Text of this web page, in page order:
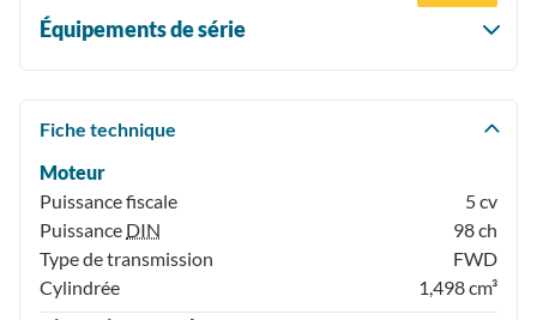
Équipements de série
Fiche technique
Moteur
Puissance fiscale
5 cv
Puissance DIN
98 ch
Type de transmission
FWD
Cylindrée
1,498 cm³